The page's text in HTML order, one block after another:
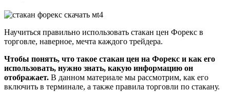
Научиться правильно использовать стакан цен Форекс в
торговле, наверное, мечта каждого трейдера.
Чтобы понять, что такое стакан цен на Форекс и как его
использовать, нужно знать, какую информацию он
отображает. В данном материале мы рассмотрим, как его
включить в терминале, а также правила торговли по стакану.